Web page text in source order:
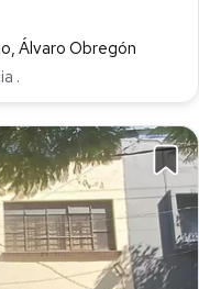
Álvaro Obregón
.